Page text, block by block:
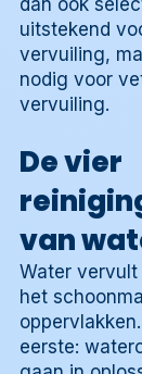
dan ook
uitstekend
vervuiling,
nodig voor
vervuiling.
De vier
van
Water
het
eerste: